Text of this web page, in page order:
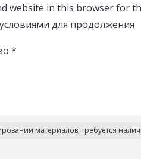
website in this browser for
для продолжения
*
материалов, требуется